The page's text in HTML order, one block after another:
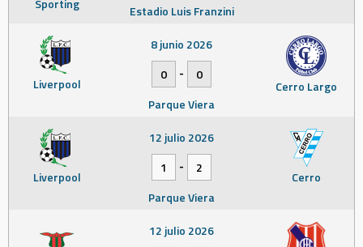
Sporting
Estadio Luis Franzini
Liverpool Cerro Largo
8 junio 2026
0
-
0
Parque Viera
Liverpool Cerro
12 julio 2026
1
-
2
Parque Viera
12 julio 2026